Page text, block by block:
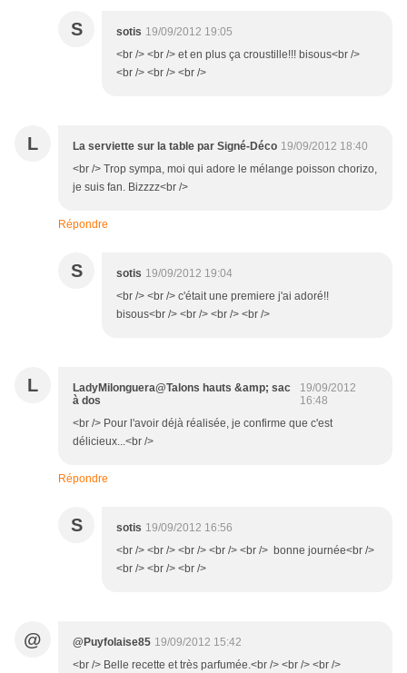
S sotis 19/09/2012 19:05
<br /> <br /> et en plus ça croustille!!! bisous<br />
<br /> <br /> <br />
L La serviette sur la table par Signé-Déco 19/09/2012 18:40
<br /> Trop sympa, moi qui adore le mélange poisson chorizo,
je suis fan. Bizzzz<br />
Répondre
S sotis 19/09/2012 19:04
<br /> <br /> c'était une premiere j'ai adoré!!
bisous<br /> <br /> <br /> <br />
L
LadyMilonguera@Talons hauts &amp; sac
à dos
19/09/2012
16:48
<br /> Pour l'avoir déjà réalisée, je confirme que c'est
délicieux...<br />
Répondre
S sotis 19/09/2012 16:56
<br /> <br /> <br /> <br /> <br /> bonne journée<br />
<br /> <br /> <br />
@ @Puyfolaise85 19/09/2012 15:42
<br /> Belle recette et très parfumée.<br /> <br /> <br />